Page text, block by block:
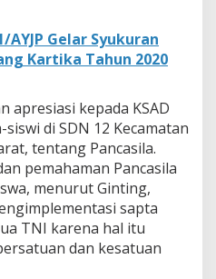
C
e
n
k
a
n
K
e
p
e
m
AYJP Gelar Syukuran
Kartika Tahun 2020
apresiasi kepada KSAD
di SDN 12 Kecamatan
tentang Pancasila.
pemahaman Pancasila
menurut Ginting,
sapta
TNI karena hal itu
dan kesatuan